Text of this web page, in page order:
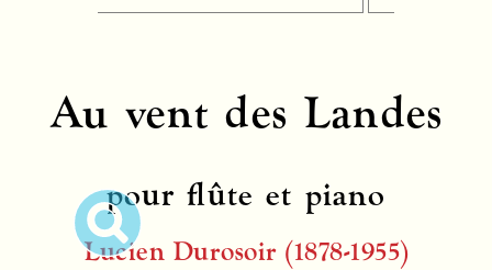
Au vent des Landes
pour flûte et piano
Lucien Durosoir (1878-1955)